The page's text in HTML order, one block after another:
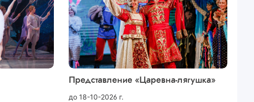
Представление «Царевна-лягушка»
до 18-10-2026 г.